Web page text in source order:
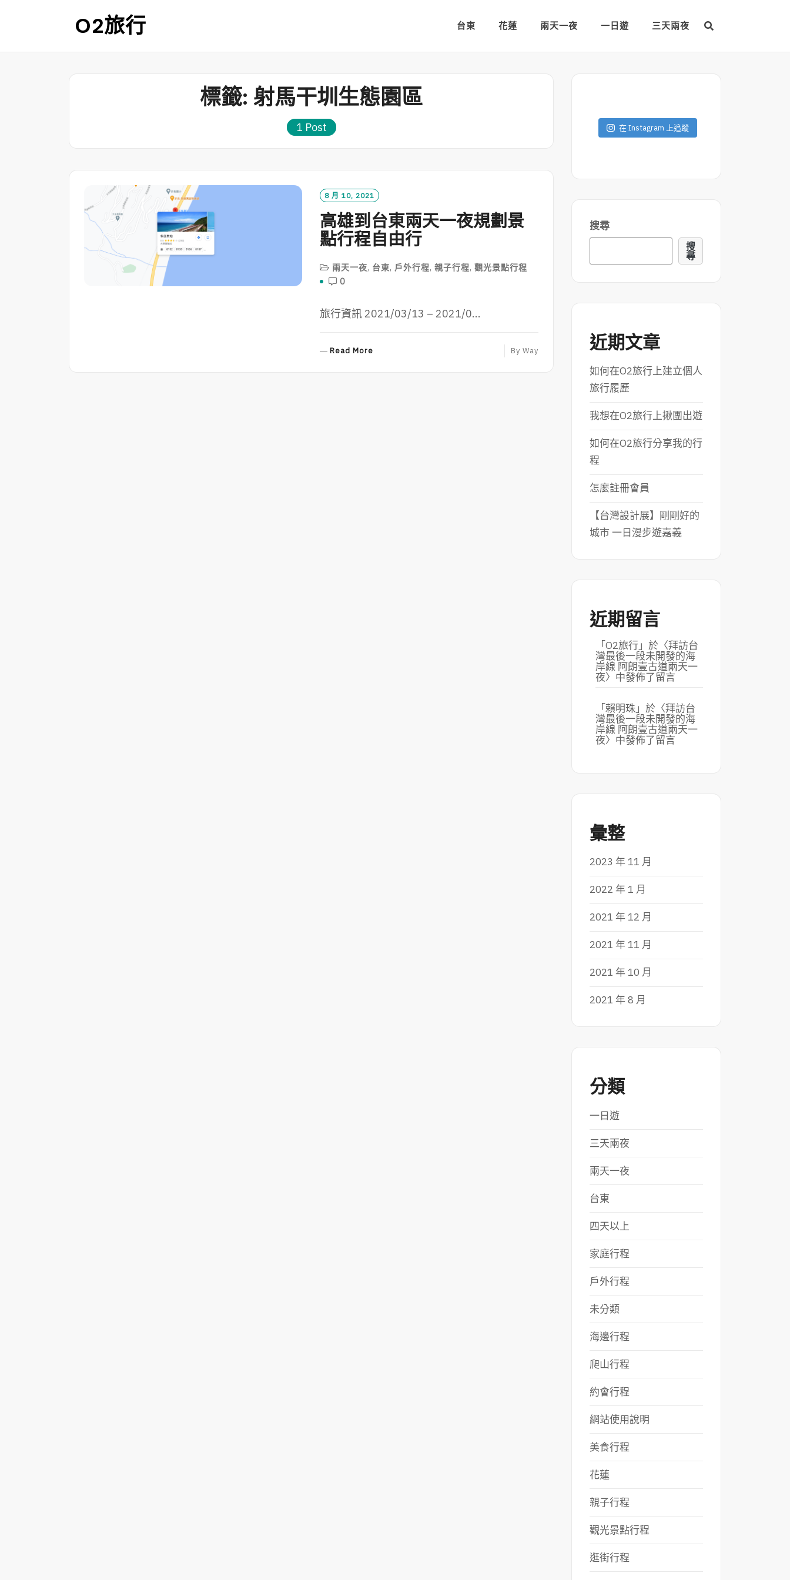
O2旅行 台東 花蓮 兩天一夜 一日遊 三天兩夜
標籤: 射馬干圳生態園區
1 Post
8 月 10, 2021
高雄到台東兩天一夜規劃景
點行程自由行
兩天一夜, 台東, 戶外行程,親子行程,觀光景點行程
0
旅行資訊 2021/03/13 – 2021/0...
Read More By Way
在 Instagram 上追蹤
搜尋
搜
尋
近期文章
如何在O2旅行上建立個人
旅行履歷
我想在O2旅行上揪團出遊
如何在O2旅行分享我的行
程
怎麼註冊會員
【台灣設計展】剛剛好的
城市 一日漫步遊嘉義
近期留言
「O2旅行」於〈拜訪台
灣最後一段未開發的海
岸線 阿朗壹古道兩天一
夜〉中發佈了留言
「賴明珠」於〈拜訪台
灣最後一段未開發的海
岸線 阿朗壹古道兩天一
夜〉中發佈了留言
彙整
2023 年 11 月
2022 年 1 月
2021 年 12 月
2021 年 11 月
2021 年 10 月
2021 年 8 月
分類
一日遊
三天兩夜
兩天一夜
台東
四天以上
家庭行程
戶外行程
未分類
海邊行程
爬山行程
約會行程
網站使用說明
美食行程
花蓮
親子行程
觀光景點行程
逛街行程